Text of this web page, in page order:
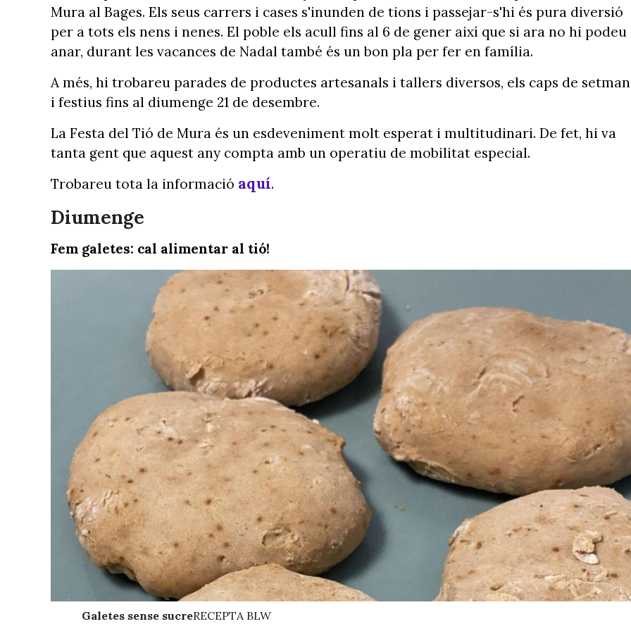
Mura al Bages. Els seus carrers i cases s'inunden de tions i passejar-s'hi és pura diversió
per a tots els nens i nenes. El poble els acull fins al 6 de gener així que si ara no hi podeu
anar, durant les vacances de Nadal també és un bon pla per fer en família.
A més, hi trobareu parades de productes artesanals i tallers diversos, els caps de
i festius fins al diumenge 21 de desembre.
La Festa del Tió de Mura és un esdeveniment molt esperat i multitudinari. De fet, hi va
tanta gent que aquest any compta amb un operatiu de mobilitat especial.
Trobareu tota la informació aquí.
Diumenge
Fem galetes: cal alimentar al tió!
Galetes sense sucreRECEPTA BLW